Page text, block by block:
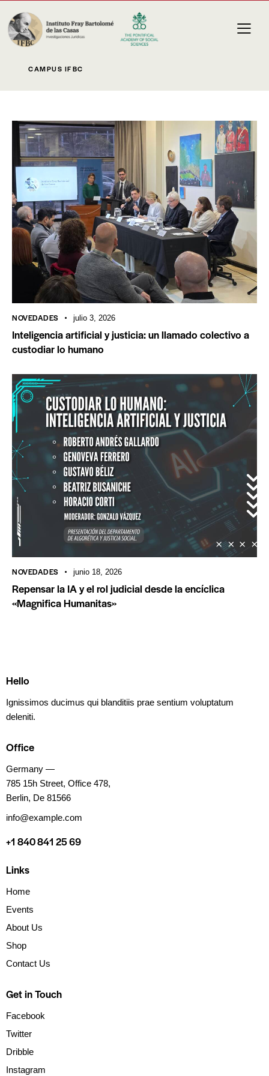
CAMPUS IFBC
NOVEDADES julio 3, 2026
Inteligencia artificial y justicia: un llamado colectivo a
custodiar lo humano
NOVEDADES junio 18, 2026
Repensar la IA y el rol judicial desde la encíclica
«Magnifica Humanitas»
Hello
Ignissimos ducimus qui blanditiis prae sentium voluptatum
deleniti.
Office
Germany —
785 15h Street, Office 478,
Berlin, De 81566
info@example.com
+1 840 841 25 69
Links
Home
Events
About Us
Shop
Contact Us
Get in Touch
Facebook
Twitter
Dribble
Instagram